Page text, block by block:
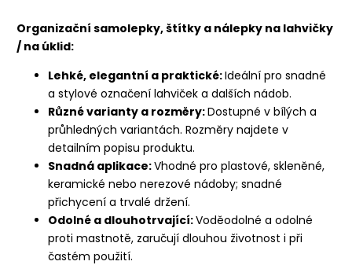
Organizační samolepky, štítky a nálepky na lahvičky
/ na úklid:
Lehké, elegantní a praktické:Ideální pro snadné
a stylové označení lahviček a dalších nádob.
Různé varianty a rozměry:Dostupné v bílých a
průhledných variantách. Rozměry najdete v
detailním popisu produktu.
Snadná aplikace:Vhodné pro plastové, skleněné,
keramické nebo nerezové nádoby; snadné
přichycení a trvalé držení.
Odolné a dlouhotrvající:Voděodolné a odolné
proti mastnotě, zaručují dlouhou životnost i při
častém použití.